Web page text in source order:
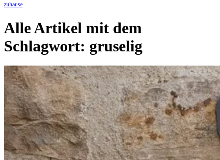
zuhause
Alle Artikel mit dem
Schlagwort: gruselig